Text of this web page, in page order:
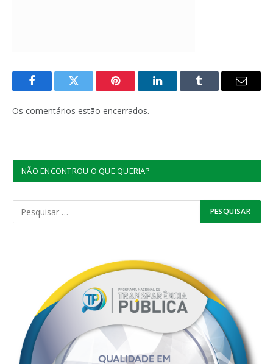
FacebookTwitter Pinterest LinkedInTumblr
E-
Os comentários estão encerrados.
NÃO ENCONTROU O QUE QUERIA?